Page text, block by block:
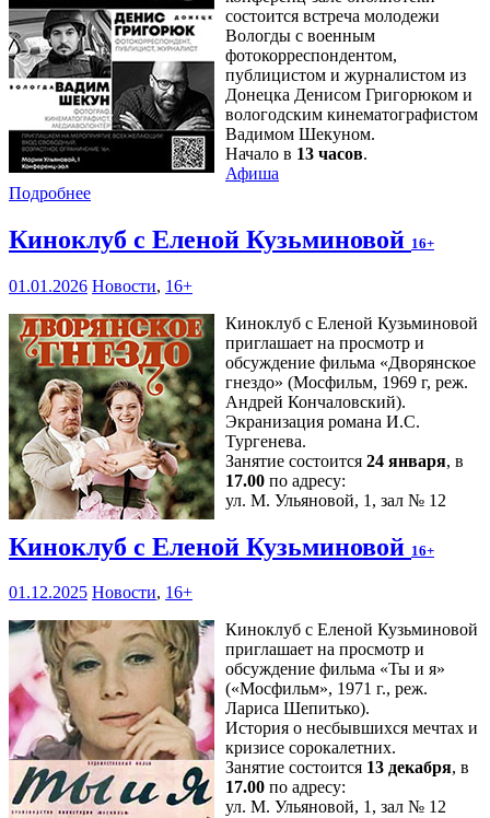
состоится встреча молодежи
Вологды с военным
фотокорреспондентом,
публицистом и журналистом из
Донецка Денисом Григорюком и
вологодским кинематографистом
Вадимом Шекуном.
Начало в 13 часов.
Афиша
Подробнее
Киноклуб с Еленой Кузьминовой 16+
01.01.2026 Новости, 16+
Киноклуб с Еленой Кузьминовой
приглашает на просмотр и
обсуждение фильма «Дворянское
гнездо» (Мосфильм, 1969 г, реж.
Андрей Кончаловский).
Экранизация романа И.С.
Тургенева.
Занятие состоится 24 января, в
17.00 по адресу:
ул. М. Ульяновой, 1, зал № 12
Киноклуб с Еленой Кузьминовой 16+
01.12.2025 Новости, 16+
Киноклуб с Еленой Кузьминовой
приглашает на просмотр и
обсуждение фильма «Ты и я»
(«Мосфильм», 1971 г., реж.
Лариса Шепитько).
История о несбывшихся мечтах и
кризисе сорокалетних.
Занятие состоится 13 декабря, в
17.00 по адресу:
ул. М. Ульяновой, 1, зал № 12